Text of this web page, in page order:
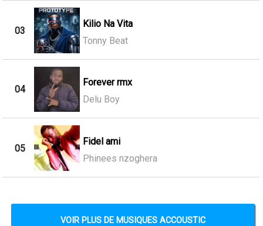
03
Kilio Na Vita
Tonny Beat
04
Forever rmx
Delu Boy
05
Fidel ami
Phinees nzoghera
VOIR PLUS DE MUSIQUES ACCOUSTIC